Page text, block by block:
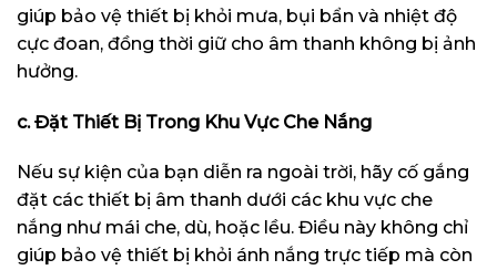
giúp bảo vệ thiết bị khỏi mưa, bụi bẩn và nhiệt độ
cực đoan, đồng thời giữ cho âm thanh không bị ảnh
hưởng.
c. Đặt Thiết Bị Trong Khu Vực Che Nắng
Nếu sự kiện của bạn diễn ra ngoài trời, hãy cố gắng
đặt các thiết bị âm thanh dưới các khu vực che
nắng như mái che, dù, hoặc lều. Điều này không chỉ
giúp bảo vệ thiết bị khỏi ánh nắng trực tiếp mà còn